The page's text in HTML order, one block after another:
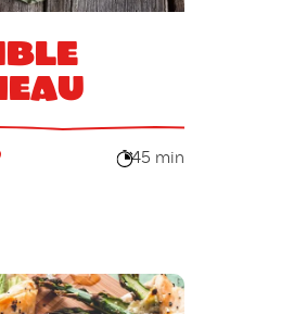
45 min